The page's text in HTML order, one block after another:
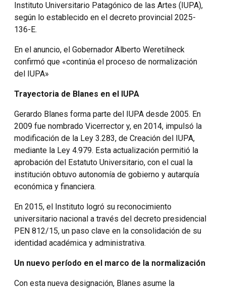
Instituto Universitario Patagónico de las Artes (IUPA),
según lo establecido en el decreto provincial 2025-
136-E.
En el anuncio, el Gobernador Alberto Weretilneck
confirmó que «continúa el proceso de normalización
del IUPA»
Trayectoria de Blanes en el IUPA
Gerardo Blanes forma parte del IUPA desde 2005. En
2009 fue nombrado Vicerrector y, en 2014, impulsó la
modificación de la Ley 3.283, de Creación del IUPA,
mediante la Ley 4.979. Esta actualización permitió la
aprobación del Estatuto Universitario, con el cual la
institución obtuvo autonomía de gobierno y autarquía
económica y financiera.
En 2015, el Instituto logró su reconocimiento
universitario nacional a través del decreto presidencial
PEN 812/15, un paso clave en la consolidación de su
identidad académica y administrativa.
Un nuevo período en el marco de la normalización
Con esta nueva designación, Blanes asume la